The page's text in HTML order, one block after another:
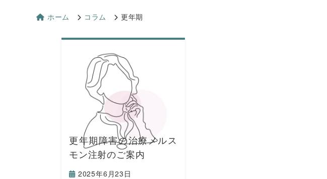
ホーム コラム 更年期
更年期障害の治療メルス
モン注射のご案内
2025年6月23日